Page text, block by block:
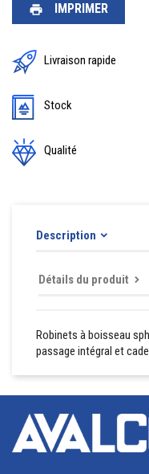
print IMPRIMER
Livraison rapide
Stock
Qualité
Description
Détails du produit
Robinets à boisseau
passage intégral et